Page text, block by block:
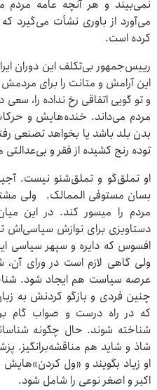
نمی‌بیند و هر آنچه عامه
می‌آورد از باوری نشأت می‌گیرد
کرده است.
رییس‌جمهور بی‌تکلف این دوران
این آرامش و متانت را برای
و تو گویی اتفاقی رخ نداده را،
مردم می‌داند. خنده‌هایش و
بدن بلد باشد یا بخواهد تصنعی
توده رنج کشیده از فقر و
او تملق‌گو و تملق‌شنو نیست.
بسان مستوفی الممالک. ولی
مردم را میسور کند. در این
دستاویزی برای نوازش
افسوس که دایره و سپهر سیاسی
ولی گاهی لازم است در ورای
عرصه سیاست هم ایجاد شود.
چنین فردی و بازگو کردنش به
که در راه درست و صواب گام
شناخته شوند. حال چگونه
شاذ و شاید هم مناقشه‌برانگیز.
او زیاد بگویند و «ول کردن»‌هایش
اکبر و اصغر نوعی را شامل شود.